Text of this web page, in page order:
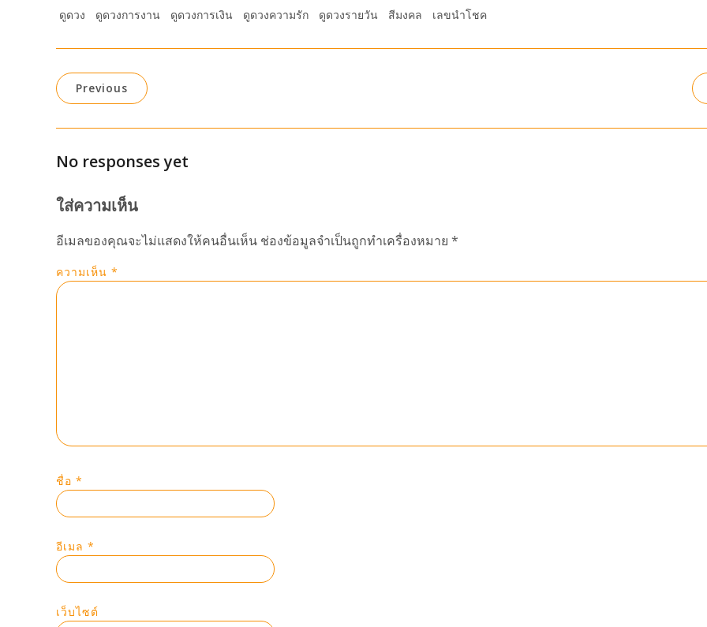
ดูดวง
ดูดวงการงาน ดูดวงการเงิน ดูดวงความรัก ดูดวงรายวัน สีมงคล เลขนำโชค
Previous
No responses yet
ใส่ความเห็น
อีเมลของคุณจะไม่แสดงให้คนอื่นเห็น ช่องข้อมูลจำเป็นถูกทำเครื่องหมาย *
ความเห็น *
ชื่อ *
อีเมล *
เว็บไซต์